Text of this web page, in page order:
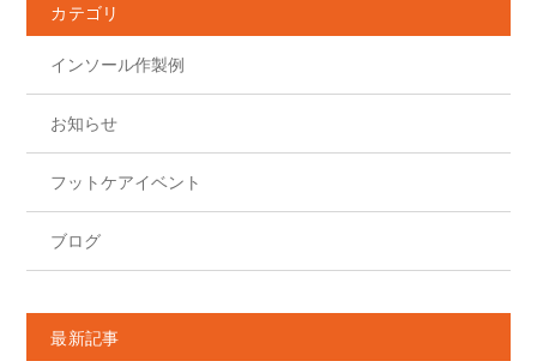
カテゴリ
インソール作製例
お知らせ
フットケアイベント
ブログ
最新記事